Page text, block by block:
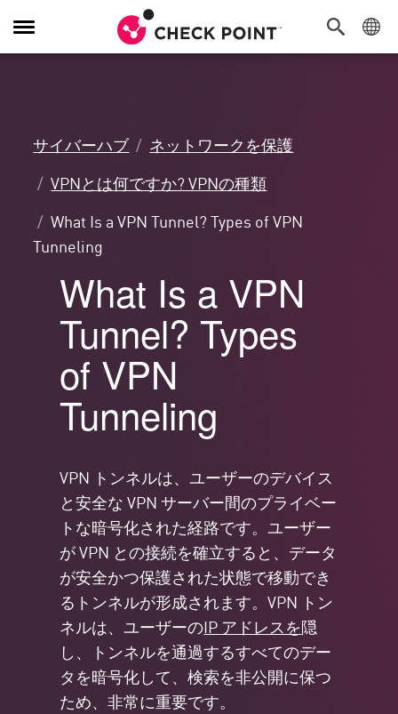
Toggle
Navigation
サイバーハブ
ネットワークを保護
VPNとは何ですか? VPNの種類
What Is a VPN Tunnel? Types of VPN
Tunneling
What Is a VPN
Tunnel? Types
of VPN
Tunneling
VPN トンネルは、ユーザーのデバイス
と安全な VPN サーバー間のプライベー
トな暗号化された経路です。ユーザー
が VPN との接続を確立すると、データ
が安全かつ保護された状態で移動でき
るトンネルが形成されます。VPN トン
ネルは、ユーザーのIP アドレスを隠
し、トンネルを通過するすべてのデー
タを暗号化して、検索を非公開に保つ
ため、非常に重要です。